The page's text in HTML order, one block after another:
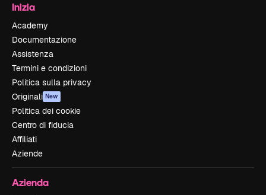
Inizia
Academy
Documentazione
Assistenza
Termini e condizioni
Politica sulla privacy
Originali New
Politica dei cookie
Centro di fiducia
Affiliati
Aziende
Azienda